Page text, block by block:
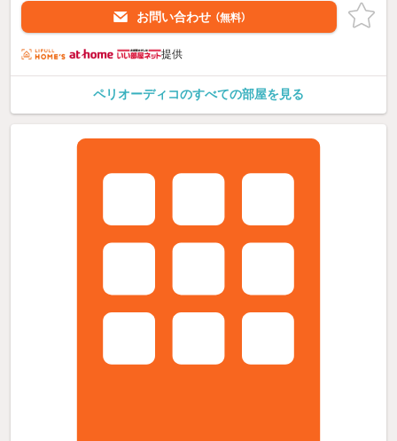
お問い合わせ （無料）
提供
ペリオーディコのすべての部屋を見る